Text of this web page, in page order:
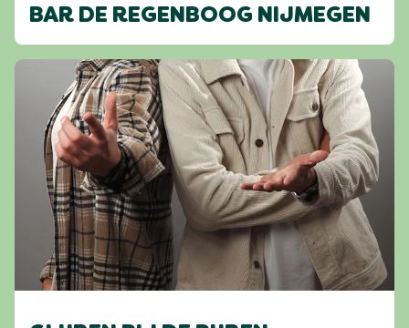
BAR DE REGENBOOG NIJMEGEN